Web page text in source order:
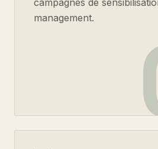
campagnes de
management.